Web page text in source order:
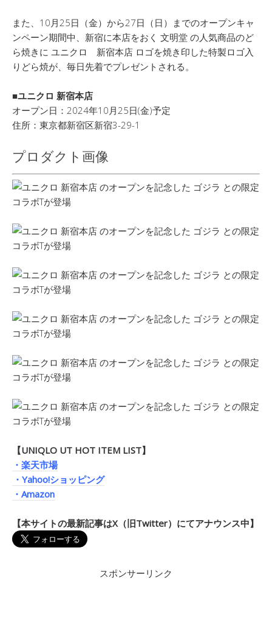
また、10月25日（金）から27日（日）までのオープンキャ
ンペーン期間中、新宿に本店をおく 文明堂 の人気商品のど
ら焼きに ユニクロ 新宿本店 ロゴを焼き印した特製ロゴ入
りどら焼が、毎日先着でプレゼントされる。
■ユニクロ 新宿本店
オープン日：2024年10月25日(金)予定
住所：東京都新宿区新宿3-29-1
プロダクト画像
【UNIQLO UT HOT ITEM LIST】
・楽天市場
・Yahoo!ショッピング
・Amazon
【本サイトの最新記事はX（旧Twitter）にてアナウンス中】
スポンサーリンク